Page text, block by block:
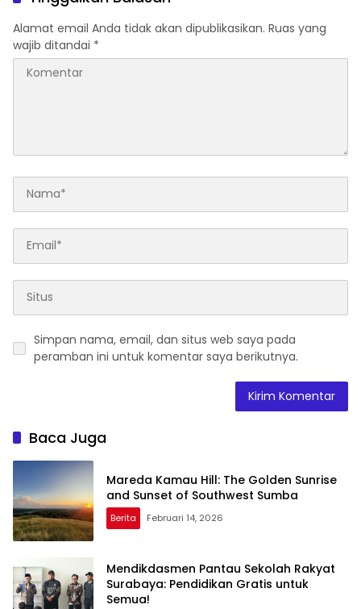
Alamat email Anda tidak akan dipublikasikan. Ruas yang
wajib ditandai *
Simpan nama, email, dan situs web saya pada
peramban ini untuk komentar saya berikutnya.
Baca Juga
Mareda Kamau Hill: The Golden Sunrise
and Sunset of Southwest Sumba
Berita Februari 14, 2026
Mendikdasmen Pantau Sekolah Rakyat
Surabaya: Pendidikan Gratis untuk
Semua!